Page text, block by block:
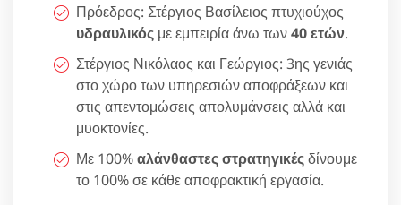
Πρόεδρος: Στέργιος Βασίλειος πτυχιούχος
υδραυλικός με εμπειρία άνω των40 ετών.
Στέργιος Νικόλαος και Γεώργιος: 3ης γενιάς
στο χώρο των υπηρεσιών αποφράξεων και
στις απεντομώσεις απολυμάνσεις αλλά και
μυοκτονίες.
Με 100%αλάνθαστες στρατηγικέςδίνουμε
το 100% σε κάθε αποφρακτική εργασία.